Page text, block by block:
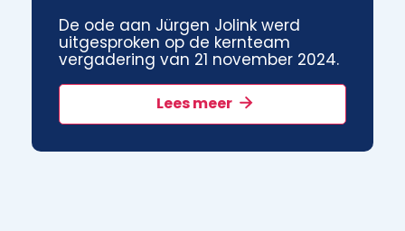
De ode aan Jürgen Jolink werd
uitgesproken op de kernteam
vergadering van 21 november 2024.
Lees meer